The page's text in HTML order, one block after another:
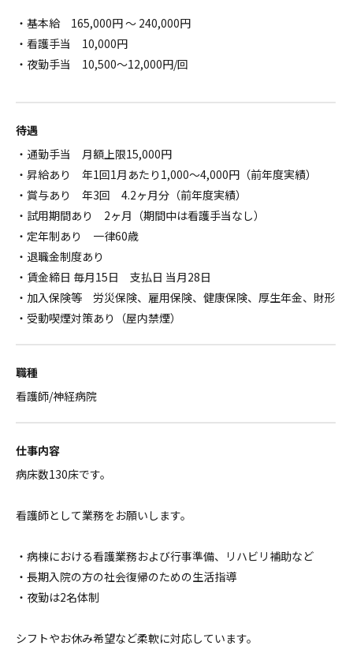
・基本給 165,000円 ～ 240,000円
・看護手当 10,000円
・夜勤手当 10,500～12,000円/回
待遇
・通勤手当 月額上限15,000円
・昇給あり 年1回1月あたり1,000～4,000円（前年度実績）
・賞与あり 年3回 4.2ヶ月分（前年度実績）
・試用期間あり 2ヶ月（期間中は看護手当なし）
・定年制あり 一律60歳
・退職金制度あり
・賃金締日 毎月15日 支払日 当月28日
・加入保険等 労災保険、雇用保険、健康保険、厚生年金、財形
・受動喫煙対策あり（屋内禁煙）
職種
看護師/神経病院
仕事内容
病床数130床です。
看護師として業務をお願いします。
・病棟における看護業務および行事準備、リハビリ補助など
・長期入院の方の社会復帰のための生活指導
・夜勤は2名体制
シフトやお休み希望など柔軟に対応しています。